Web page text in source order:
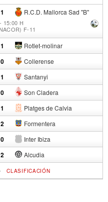
R.C.D. Mallorca Sad "B"
1
15:00 H
F-11
Rotlet-molinar
1
Collerense
0
Santanyi
1
Son Cladera
0
Platges de Calvia
1
Formentera
2
Inter Ibiza
0
Alcudia
2
CLASIFICACIÓN